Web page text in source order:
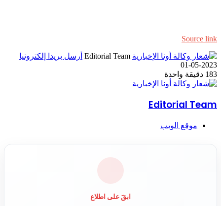
Source link
Editorial Team أرسل بريدا إلكترونيا
2023-05-01
183 دقيقة واحدة
Editorial Team
موقع الويب
ابقَ على اطلاع